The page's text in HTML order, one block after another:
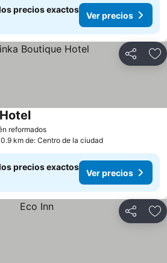
precios exactos
Ver precios
Compartir
reformados
km de: Centro de la ciudad
precios exactos
Ver precios
Compartir